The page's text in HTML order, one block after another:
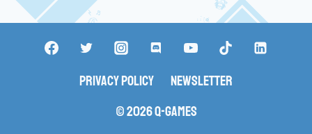
Privacy Policy
Newsletter
© 2026 Q-Games